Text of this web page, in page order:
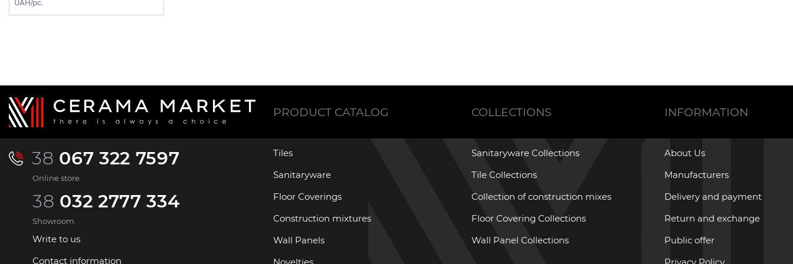
UAH/pc.
38 067 322 7597
Online store
38 032 2777 334
Showroom
Write to us
Contact information
PRODUCT CATALOG
Tiles
Sanitaryware
Floor Coverings
Construction mixtures
Wall Panels
COLLECTIONS
Sanitaryware Collections
Tile Collections
Collection of construction mixes
Floor Covering Collections
Wall Panel Collections
INFORMATION
About Us
Manufacturers
Delivery and payment
Return and exchange
Public offer